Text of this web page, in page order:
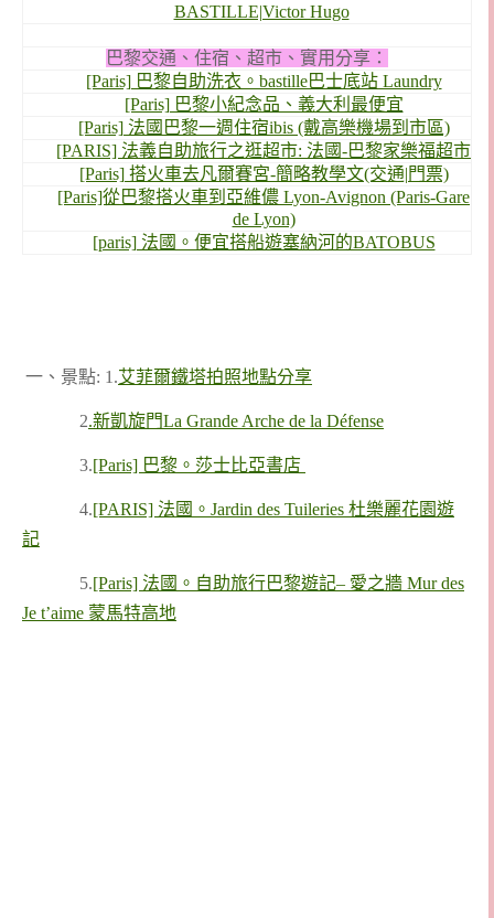
BASTILLE|Victor Hugo
巴黎交通、住宿、超市、實用分享：
[Paris] 巴黎自助洗衣。bastille巴士底站 Laundry
[Paris] 巴黎小紀念品、義大利最便宜
[Paris] 法國巴黎一週住宿ibis (戴高樂機場到市區)
[PARIS] 法義自助旅行之逛超市: 法國-巴黎家樂福超市
[Paris] 搭火車去凡爾賽宮-簡略教學文(交通|門票)
[Paris]從巴黎搭火車到亞維儂 Lyon-Avignon (Paris-Gare
de Lyon)
[paris] 法國。便宜搭船遊塞納河的BATOBUS
一、景點: 1.艾菲爾鐵塔拍照地點分享
2.新凱旋門La Grande Arche de la Défense
3.[Paris] 巴黎。莎士比亞書店
4.[PARIS] 法國。Jardin des Tuileries 杜樂麗花園遊
記
5.[Paris] 法國。自助旅行巴黎遊記– 愛之牆 Mur des
Je t’aime 蒙馬特高地